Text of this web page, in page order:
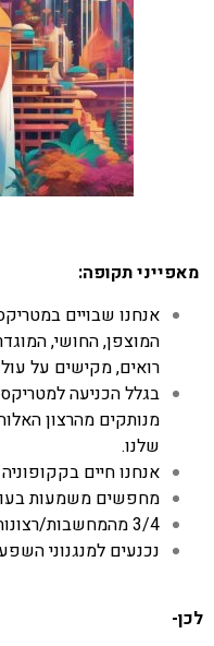
מאפייני תקופה:
אנחנו שבויים
המוצפן, החושי,
רואים, מקישים על
בגלל הכניעה
מנותקים מהרצון
שלנו.
אנחנו חיים
מחפשים משמעות
3/4 מהמחשבות/רצונות אינם שלנו.
נכנעים למנגנוני
לכן-